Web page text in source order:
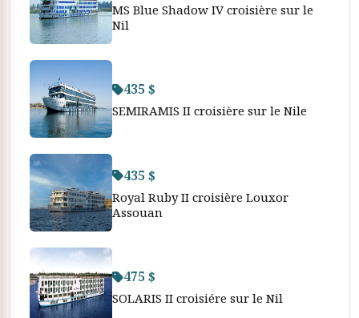
MS Blue Shadow IV croisière sur le
Nil
435 $
SEMIRAMIS II croisière sur le Nile
435 $
Royal Ruby II croisière Louxor
Assouan
475 $
SOLARIS II croisiére sur le Nil